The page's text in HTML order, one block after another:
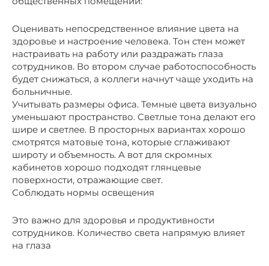
Оценивать непосредственное влияние цвета на
здоровье и настроение человека. Тон стен может
настраивать на работу или раздражать глаза
сотрудников. Во втором случае работоспособность
будет снижаться, а коллеги начнут чаще уходить на
больничные.
Учитывать размеры офиса. Темные цвета визуально
уменьшают пространство. Светлые тона делают его
шире и светлее. В просторных вариантах хорошо
смотрятся матовые тона, которые сглаживают
широту и объемность. А вот для скромных
кабинетов хорошо подходят глянцевые
поверхности, отражающие свет.
Соблюдать нормы освещения
Это важно для здоровья и продуктивности
сотрудников. Количество света напрямую влияет
на глаза